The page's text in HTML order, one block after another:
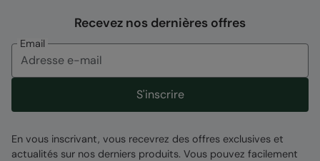
Recevez nos dernières offres
Email
S'inscrire
En vous inscrivant, vous recevrez des offres exclusives et
actualités sur nos derniers produits. Vous pouvez facilement